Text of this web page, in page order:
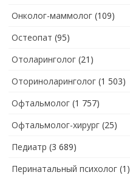
Онколог-маммолог (109)
Остеопат (95)
Отоларинголог (21)
Оториноларинголог (1 503)
Офтальмолог (1 757)
Офтальмолог-хирург (25)
Педиатр (3 689)
Перинатальный психолог (1)